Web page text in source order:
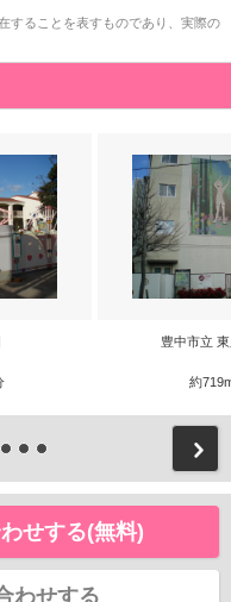
することを表すものであり、実際の
豊中市立
約
せする(無料)
わせする